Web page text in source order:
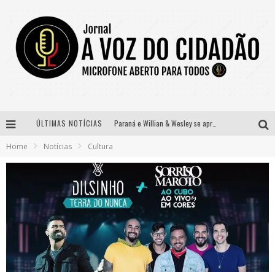
ÚLTIMAS NOTÍCIAS Paraná e Willian & Wesley se apresentam no Carretão Trevo Contagem nesta sexta-feira
Definidas as 12 finalistas do concurso Rainha do Pedro Leopoldo Rodeio Show 2026
Home Notícias Cultura